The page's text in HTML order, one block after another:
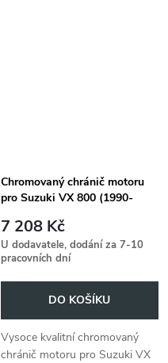
Chromovaný chránič motoru
pro Suzuki VX 800 (1990-
7 208 Kč
U dodavatele, dodání za 7-10
pracovních dní
DO KOŠÍKU
Vysoce kvalitní chromovaný
chránič motoru pro Suzuki VX